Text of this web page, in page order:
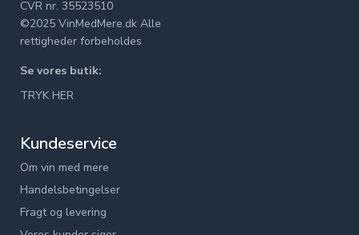
CVR nr. 35523510
©2025 VinMedMere.dk Alle
rettigheder forbeholdes
Se vores butik:
TRYK HER
Kundeservice
Om vin med mere
Handelsbetingelser
Fragt og levering